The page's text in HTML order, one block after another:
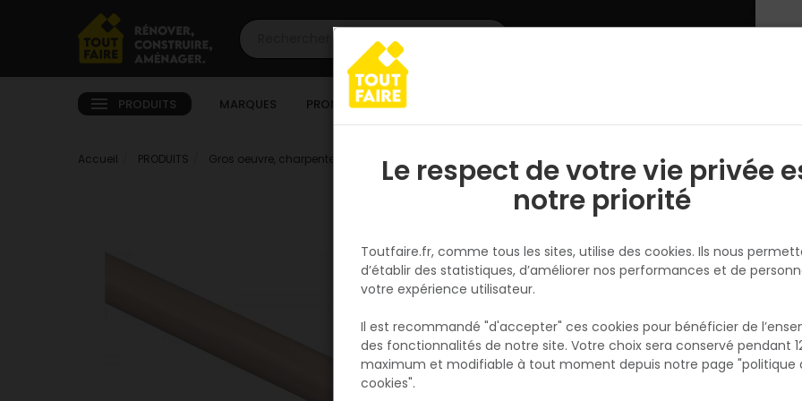
PRODUITS MARQUES PROMOTIONS
Accueil PRODUITS Gros oeuvre, charpente, couverture GOUTTIERE PVC-U JAUNE SABLE DEMI RONDE
WAVIN
GOUTTIERE PVC-U JAUNE SABLE
DEMI RONDE DEVELOPPE T16 2 M
Réf. 3306490110159
GOUTTIÈRE PVC-U DEMI-RONDE
Voir plus
Le respect de votre vie privée
notre priorité
Toutfaire.fr, comme tous les sites, utilise des cookies. Ils nous
d’établir des statistiques, d’améliorer nos performances et de
votre expérience utilisateur.
Il est recommandé "d'accepter" ces cookies pour bénéficier de
des fonctionnalités de notre site. Votre choix sera conservé pendant
maximum et modifiable à tout moment depuis notre page "politique
cookies".